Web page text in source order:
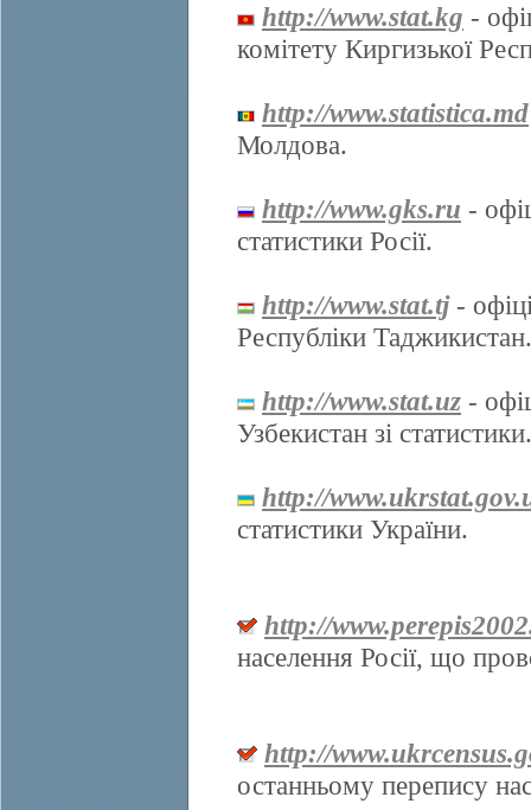
http://www.stat.kg -
комітету Киргизької
http://www.statistica.md
Молдова.
http://www.gks.ru -
статистики Росії.
http://www.stat.tj-
Республіки Таджикистан.
http://www.stat.uz -
Узбекистан зі статистики.
http://
статистики України.
http://
населення Росії, що
http://
останньому перепису